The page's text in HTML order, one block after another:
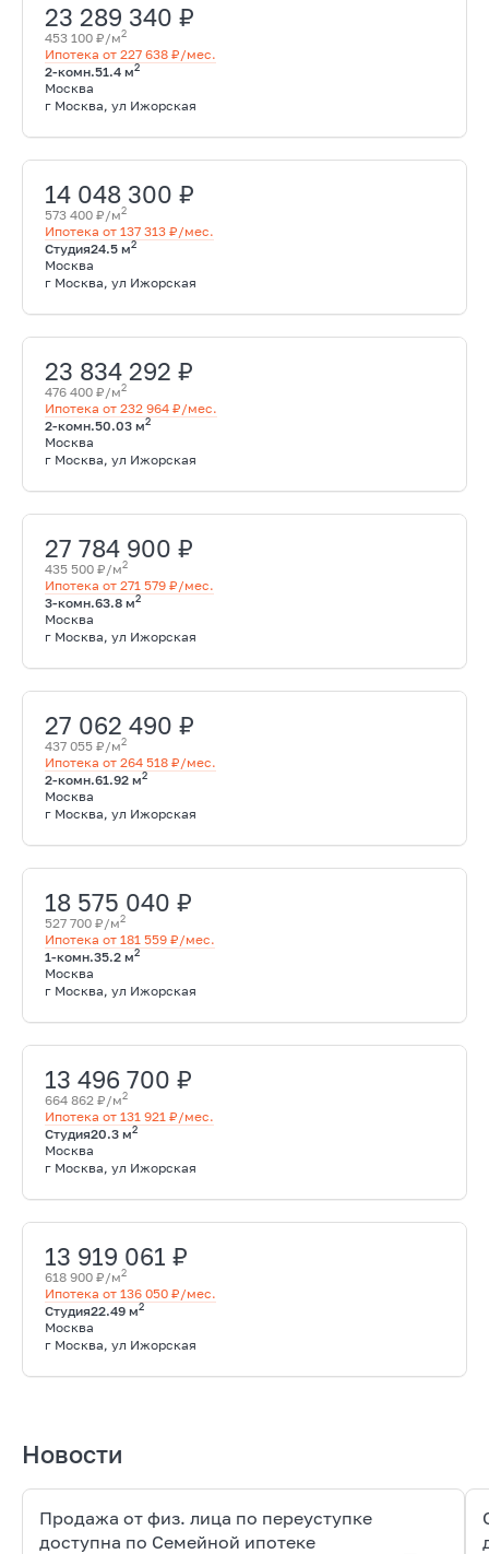
23 289 340 ₽
453 100 ₽/м2
Ипотека от 227 638 ₽/мес.
2-комн.51.4 м2
Москва
г Москва, ул Ижорская
14 048 300 ₽
573 400 ₽/м2
Ипотека от 137 313 ₽/мес.
Студия24.5 м2
Москва
г Москва, ул Ижорская
23 834 292 ₽
476 400 ₽/м2
Ипотека от 232 964 ₽/мес.
2-комн.50.03 м2
Москва
г Москва, ул Ижорская
27 784 900 ₽
435 500 ₽/м2
Ипотека от 271 579 ₽/мес.
3-комн.63.8 м2
Москва
г Москва, ул Ижорская
27 062 490 ₽
437 055 ₽/м2
Ипотека от 264 518 ₽/мес.
2-комн.61.92 м2
Москва
г Москва, ул Ижорская
18 575 040 ₽
527 700 ₽/м2
Ипотека от 181 559 ₽/мес.
1-комн.35.2 м2
Москва
г Москва, ул Ижорская
13 496 700 ₽
664 862 ₽/м2
Ипотека от 131 921 ₽/мес.
Студия20.3 м2
Москва
г Москва, ул Ижорская
13 919 061 ₽
618 900 ₽/м2
Ипотека от 136 050 ₽/мес.
Студия22.49 м2
Москва
г Москва, ул Ижорская
Новости
Продажа от физ. лица по переуступке
доступна по Семейной ипотеке